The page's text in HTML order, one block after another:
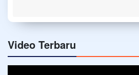
Video Terbaru